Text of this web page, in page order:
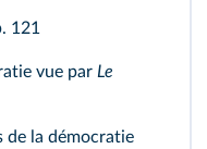
121
vue par Le
de la démocratie